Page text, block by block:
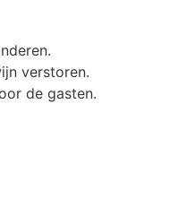
verstoren.
de gasten.